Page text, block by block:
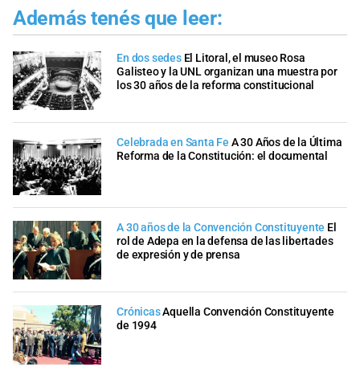
Además tenés que leer:
En dos sedes El Litoral, el museo Rosa
Galisteo y la UNL organizan una muestra por
los 30 años de la reforma constitucional
Celebrada en Santa Fe A 30 Años de la Última
Reforma de la Constitución: el documental
A 30 años de la Convención Constituyente El
rol de Adepa en la defensa de las libertades
de expresión y de prensa
CrónicasAquella Convención Constituyente
de 1994